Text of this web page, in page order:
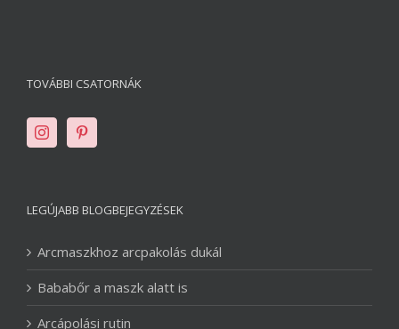
TOVÁBBI CSATORNÁK
LEGÚJABB BLOGBEJEGYZÉSEK
Arcmaszkhoz arcpakolás dukál
Bababőr a maszk alatt is
Arcápolási rutin